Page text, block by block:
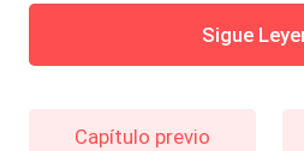
Sigue
Capítulo previo